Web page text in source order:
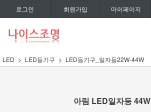
로그인 회원가입 마이페이지
LED LED등기구 LED등기구_일자등22W-44W
아림 LED일자등 44W